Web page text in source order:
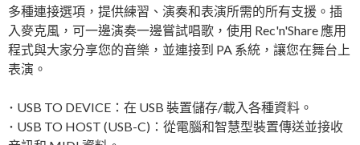
多種連接選項，提供練習、演奏和表演所需的所有支援。插
入麥克風，可一邊演奏一邊嘗試唱歌，使用 Rec'n'Share 應用
程式與大家分享您的音樂，並連接到 PA 系統，讓您在舞台上
表演。
･ USB TO DEVICE：在 USB 裝置儲存/載入各種資料。
･ USB TO HOST (USB-C)：從電腦和智慧型裝置傳送並接收